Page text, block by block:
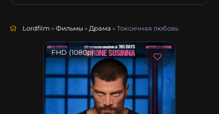
Lordfilm »Фильмы » Драма » Токсичная любовь
FHD (1080p)